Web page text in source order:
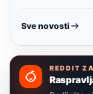
Sve novosti
REDDIT